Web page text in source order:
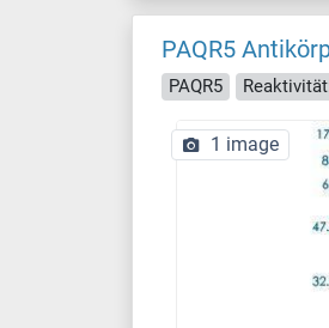
PAQR5
PAQR5
1 image